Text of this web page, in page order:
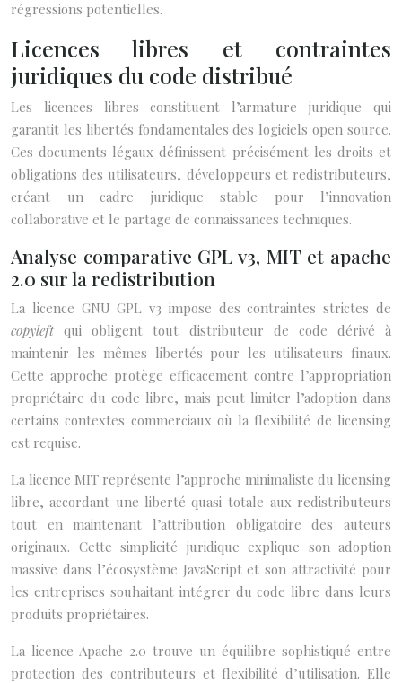
régressions potentielles.
Licences libres et contraintes
juridiques du code distribué
Les licences libres constituent l’armature juridique qui
garantit les libertés fondamentales des logiciels open source.
Ces documents légaux définissent précisément les droits et
obligations des utilisateurs, développeurs et redistributeurs,
créant un cadre juridique stable pour l’innovation
collaborative et le partage de connaissances techniques.
Analyse comparative GPL v3, MIT et apache
2.0 sur la redistribution
La licence GNU GPL v3 impose des contraintes strictes de
copyleftqui obligent tout distributeur de code dérivé à
maintenir les mêmes libertés pour les utilisateurs finaux.
Cette approche protège efficacement contre l’appropriation
propriétaire du code libre, mais peut limiter l’adoption dans
certains contextes commerciaux où la flexibilité de licensing
est requise.
La licence MIT représente l’approche minimaliste du licensing
libre, accordant une liberté quasi-totale aux redistributeurs
tout en maintenant l’attribution obligatoire des auteurs
originaux. Cette simplicité juridique explique son adoption
massive dans l’écosystème JavaScript et son attractivité pour
les entreprises souhaitant intégrer du code libre dans leurs
produits propriétaires.
La licence Apache 2.0 trouve un équilibre sophistiqué entre
protection des contributeurs et flexibilité d’utilisation. Elle